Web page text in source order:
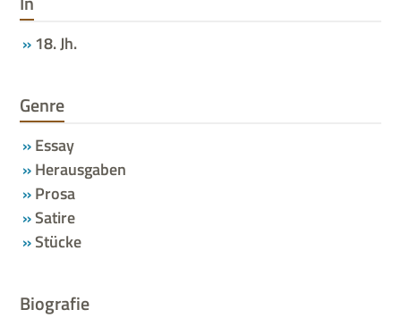
18. Jh.
Genre
Essay
Herausgaben
Prosa
Satire
Stücke
Biografie